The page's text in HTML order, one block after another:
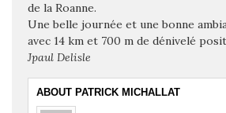
de la Roanne.
Une belle journée et une bonne
avec 14 km et 700 m de dénivelé
Jpaul Delisle
ABOUT PATRICK MICHALLAT